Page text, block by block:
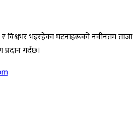
विश्वभर भइरहेका घटनाहरूको नवीनतम ताजा
गर्दछ।